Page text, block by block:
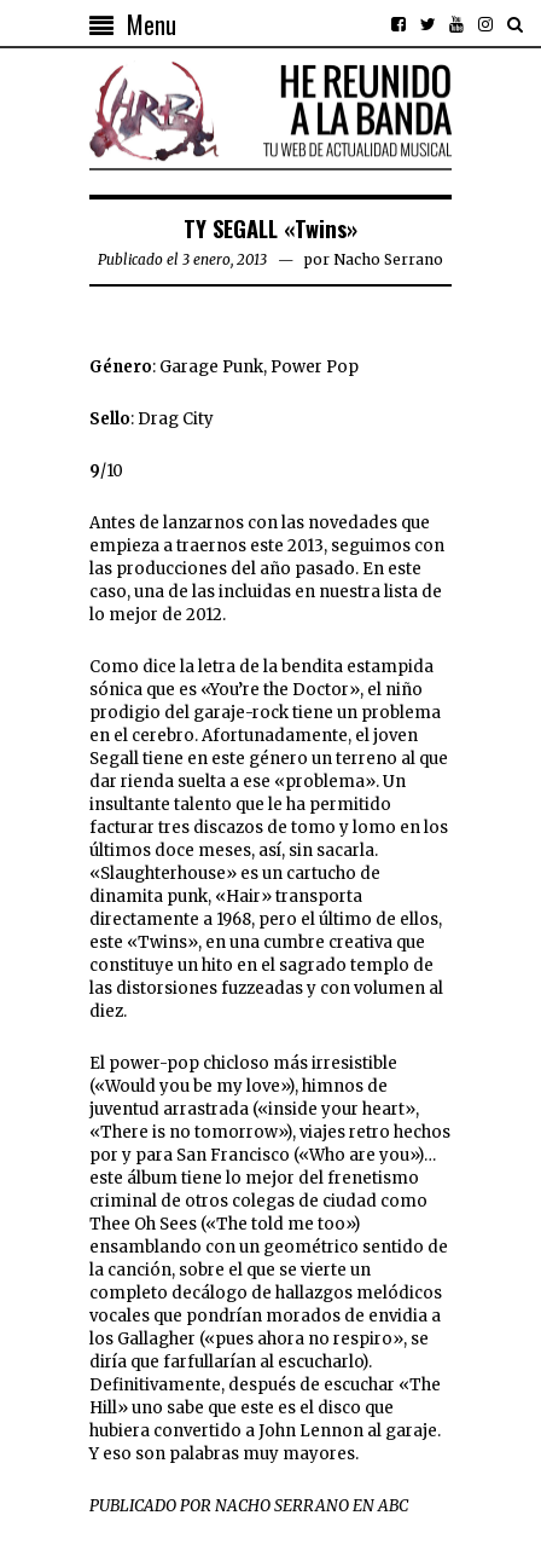
Menu
TY SEGALL «Twins»
Publicado el 3 enero, 2013 por Nacho Serrano
Género: Garage Punk, Power Pop
Sello: Drag City
9/10
Antes de lanzarnos con las novedades que
empieza a traernos este 2013, seguimos con
las producciones del año pasado. En este
caso, una de las incluidas en nuestra lista de
lo mejor de 2012.
Como dice la letra de la bendita estampida
sónica que es «You’re the Doctor», el niño
prodigio del garaje-rock tiene un problema
en el cerebro. Afortunadamente, el joven
Segall tiene en este género un terreno al que
dar rienda suelta a ese «problema». Un
insultante talento que le ha permitido
facturar tres discazos de tomo y lomo en los
últimos doce meses, así, sin sacarla.
«Slaughterhouse» es un cartucho de
dinamita punk, «Hair» transporta
directamente a 1968, pero el último de ellos,
este «Twins», en una cumbre creativa que
constituye un hito en el sagrado templo de
las distorsiones fuzzeadas y con volumen al
diez.
El power-pop chicloso más irresistible
(«Would you be my love»), himnos de
juventud arrastrada («inside your heart»,
«There is no tomorrow»), viajes retro hechos
por y para San Francisco («Who are you»)…
este álbum tiene lo mejor del frenetismo
criminal de otros colegas de ciudad como
Thee Oh Sees («The told me too»)
ensamblando con un geométrico sentido de
la canción, sobre el que se vierte un
completo decálogo de hallazgos melódicos
vocales que pondrían morados de envidia a
los Gallagher («pues ahora no respiro», se
diría que farfullarían al escucharlo).
Definitivamente, después de escuchar «The
Hill» uno sabe que este es el disco que
hubiera convertido a John Lennon al garaje.
Y eso son palabras muy mayores.
PUBLICADO POR NACHO SERRANO EN ABC